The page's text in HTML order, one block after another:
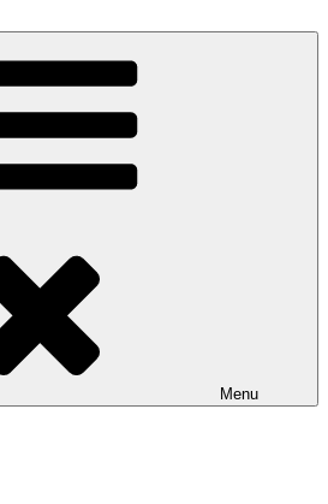
Menu